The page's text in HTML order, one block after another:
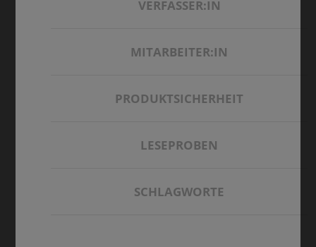
VERFASSER:IN
MITARBEITER:IN
PRODUKTSICHERHEIT
LESEPROBEN
SCHLAGWORTE